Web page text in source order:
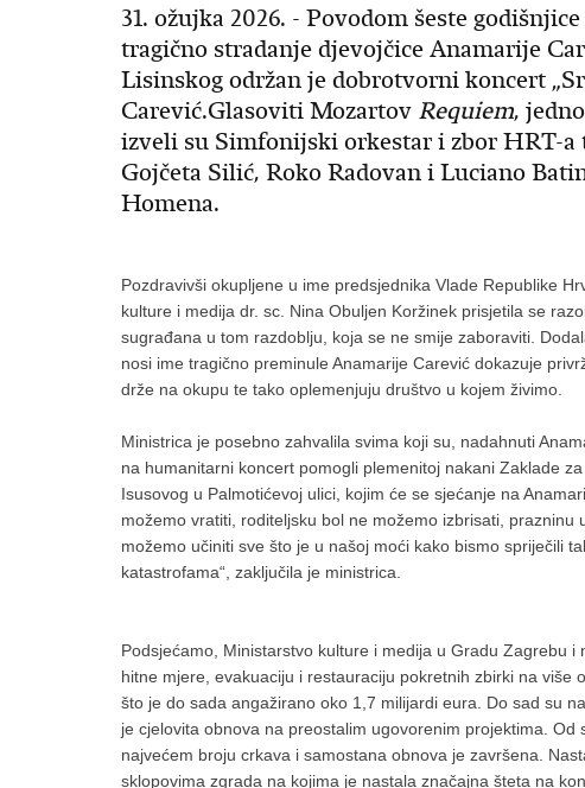
31. ožujka 2026. - Povodom šeste
tragično stradanje djevojčice Anamarije
Lisinskog održan je dobrotvorni koncert
Carević.Glasoviti Mozartov Requiem,
izveli su Simfonijski orkestar i zbor HRT-
Gojčeta Silić, Roko Radovan i Luciano
Homena.
Pozdravivši okupljene u ime predsjednika Vlade Republike
kulture i medija dr. sc. Nina Obuljen Koržinek prisjetila se
sugrađana u tom razdoblju, koja se ne smije zaboraviti.
nosi ime tragično preminule Anamarije Carević dokazuje
drže na okupu te tako oplemenjuju društvo u kojem živimo.
Ministrica je posebno zahvalila svima koji su, nadahnuti
na humanitarni koncert pomogli plemenitoj nakani Zaklade
Isusovog u Palmotićevoj ulici, kojim će se sjećanje na
možemo vratiti, roditeljsku bol ne možemo izbrisati,
možemo učiniti sve što je u našoj moći kako bismo spriječili
katastrofama“, zaključila je ministrica.
Podsjećamo, Ministarstvo kulture i medija u Gradu Zagrebu
hitne mjere, evakuaciju i restauraciju pokretnih zbirki na
što je do sada angažirano oko 1,7 milijardi eura. Do sad su
je cjelovita obnova na preostalim ugovorenim projektima.
najvećem broju crkava i samostana obnova je završena.
sklopovima zgrada na kojima je nastala značajna šteta na